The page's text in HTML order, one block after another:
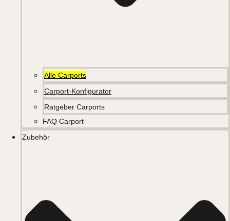
Alle Carports
Carport-Konfigurator
Ratgeber Carports
FAQ Carport
Zubehör